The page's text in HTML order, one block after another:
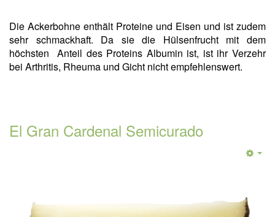
Die Ackerbohne enthält Proteine und Eisen und ist zudem
sehr schmackhaft. Da sie die Hülsenfrucht mit dem
höchsten Anteil des Proteins Albumin ist, ist ihr Verzehr
bei Arthritis, Rheuma und Gicht nicht empfehlenswert.
El Gran Cardenal Semicurado